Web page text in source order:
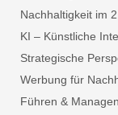
Nachhaltigkeit im
KI – Künstliche
Strategische
Werbung für
Führen & Managen